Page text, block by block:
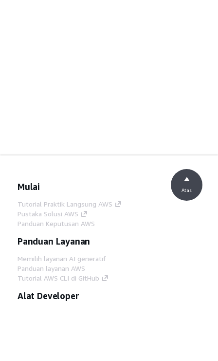
Mulai
Tutorial Praktik Langsung AWS
Pustaka Solusi AWS
Panduan Keputusan AWS
Panduan Layanan
Memilih layanan AI generatif
Panduan layanan AWS
Tutorial AWS CLI di GitHub
Alat Developer
Atas